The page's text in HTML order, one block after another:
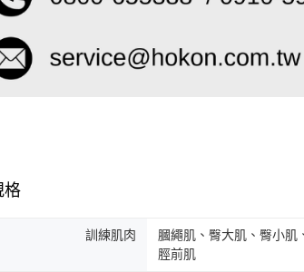
格
訓練肌肉
膕繩肌、臀大肌、臀小肌
脛前肌